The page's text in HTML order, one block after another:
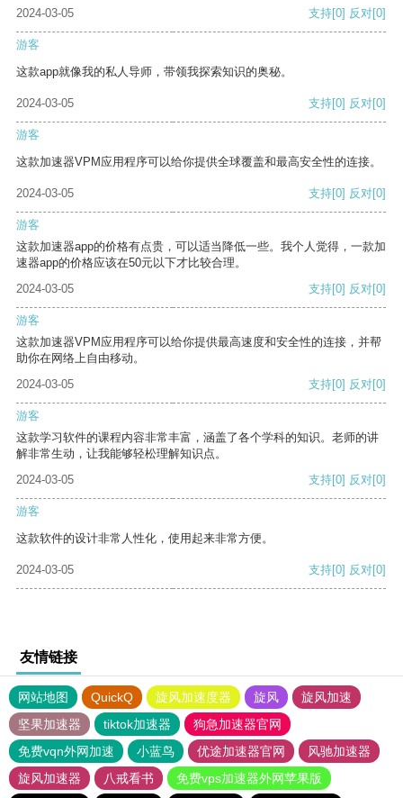
2024-03-05 支持[0] 反对[0]
游客
这款app就像我的私人导师，带领我探索知识的奥秘。
2024-03-05 支持[0] 反对[0]
游客
这款加速器VPM应用程序可以给你提供全球覆盖和最高安全性的连接。
2024-03-05 支持[0] 反对[0]
游客
这款加速器app的价格有点贵，可以适当降低一些。我个人觉得，一款加
速器app的价格应该在50元以下才比较合理。
2024-03-05
支持[0] 反对[0]
游客
这款加速器VPM应用程序可以给你提供最高速度和安全性的连接，并帮
助你在网络上自由移动。
2024-03-05
支持[0] 反对[0]
游客
这款学习软件的课程内容非常丰富，涵盖了各个学科的知识。老师的讲
解非常生动，让我能够轻松理解知识点。
2024-03-05
支持[0] 反对[0]
游客
这款软件的设计非常人性化，使用起来非常方便。
2024-03-05 支持[0] 反对[0]
友情链接
网站地图 QuickQ 旋风加速度器 旋风
旋风加速
坚果加速器
tiktok加速器
狗急加速器官网
免费vqn外网加速
小蓝鸟 优途加速器官网
风驰加速器
旋风加速器
八戒看书 免费vps加速器外网苹果版